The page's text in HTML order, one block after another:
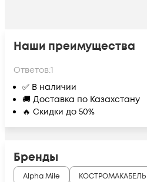
Наши преимущества
Ответов:1
✅ В наличии
🚚 Доставка по Казахстану
🔥 Скидки до 50%
Бренды
Alpha Mile КОСТРОМАКАБЕЛЬ